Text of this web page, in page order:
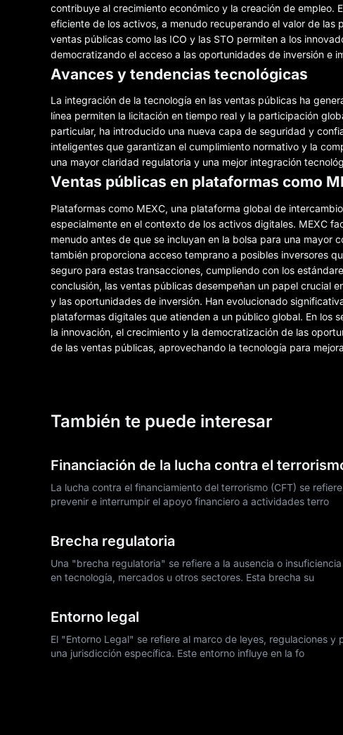
contribuye al crecimiento económico y la creación de empleo.
eficiente de los activos, a menudo recuperando el valor de
ventas públicas como las ICO y las STO permiten a los
democratizando el acceso a las oportunidades de inversión e
Avances y tendencias tecnológicas
La integración de la tecnología en las ventas públicas ha
línea permiten la licitación en tiempo real y la participación
particular, ha introducido una nueva capa de seguridad y
inteligentes que garantizan el cumplimiento normativo y la
una mayor claridad regulatoria y una mejor integración
Ventas públicas en plataformas como
Plataformas como MEXC, una plataforma global de
especialmente en el contexto de los activos digitales. MEXC
menudo antes de que se incluyan en la bolsa para una mayor
también proporciona acceso temprano a posibles inversores
seguro para estas transacciones, cumpliendo con los
conclusión, las ventas públicas desempeñan un papel crucial
y las oportunidades de inversión. Han evolucionado
plataformas digitales que atienden a un público global. En los
la innovación, el crecimiento y la democratización de las
de las ventas públicas, aprovechando la tecnología para
También te puede interesar
Financiación de la lucha contra el
La lucha contra el financiamiento del terrorismo (CFT) se
prevenir e interrumpir el apoyo financiero a actividades terro
Brecha regulatoria
Una "brecha regulatoria" se refiere a la ausencia o
en tecnología, mercados u otros sectores. Esta brecha su
Entorno legal
El "Entorno Legal" se refiere al marco de leyes, regulaciones
una jurisdicción específica. Este entorno influye en la fo